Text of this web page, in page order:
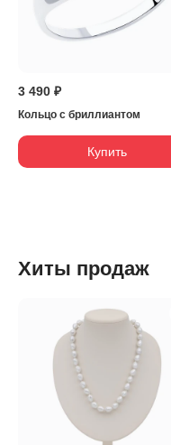
3 490 ₽
Кольцо с бриллиантом
Купить
Хиты продаж